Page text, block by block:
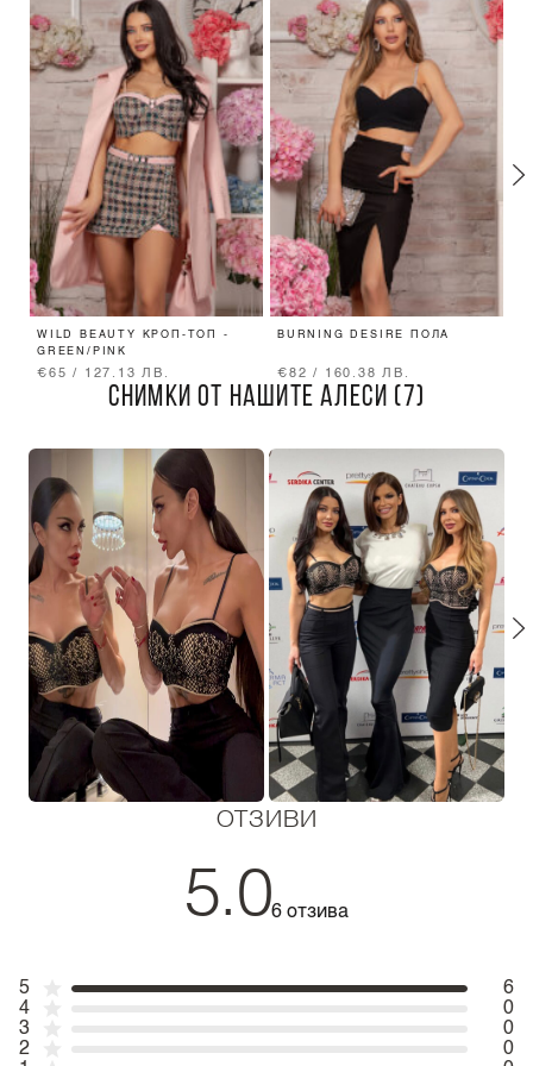
WILD BEAUTY КРОП-ТОП -
GREEN/PINK
€65 / 127.13 ЛВ.
BURNING DESIRE ПОЛА
€82 / 160.38 ЛВ.
СНИМКИ ОТ НАШИТЕ АЛЕСИ (7)
ОТЗИВИ
5.06 отзива
5
6
4
0
3
0
2
0